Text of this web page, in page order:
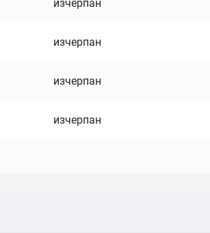
изчерпан
изчерпан
изчерпан
изчерпан